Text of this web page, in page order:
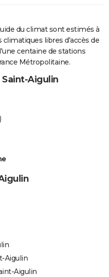
du climat sont estimés à
libres d'accès de
centaine de stations
Métropolitaine.
Aigulin
Aigulin
Aigulin